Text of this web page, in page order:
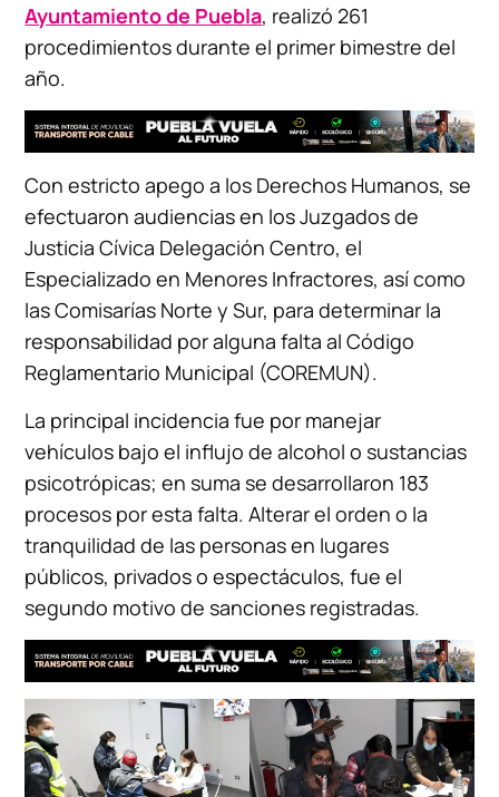
Ayuntamiento de Puebla, realizó 261
procedimientos durante el primer bimestre del
año.
Con estricto apego a los Derechos Humanos, se
efectuaron audiencias en los Juzgados de
Justicia Cívica Delegación Centro, el
Especializado en Menores Infractores, así como
las Comisarías Norte y Sur, para determinar la
responsabilidad por alguna falta al Código
Reglamentario Municipal (COREMUN).
La principal incidencia fue por manejar
vehículos bajo el influjo de alcohol o sustancias
psicotrópicas; en suma se desarrollaron 183
procesos por esta falta. Alterar el orden o la
tranquilidad de las personas en lugares
públicos, privados o espectáculos, fue el
segundo motivo de sanciones registradas.